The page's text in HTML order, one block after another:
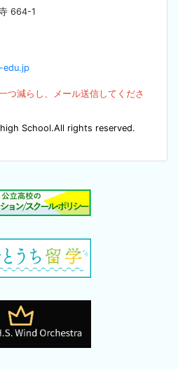
664-1
edu.jp
つ減らし、メール送信してくださ
School.All rights reserved.